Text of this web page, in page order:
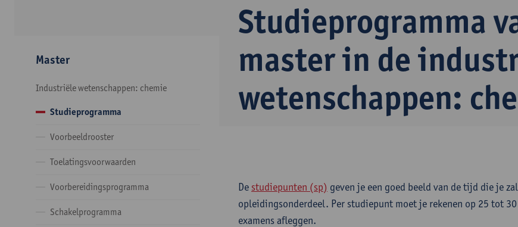
Studieprogramma
master in de
wetenschappen:
Master
Industriële wetenschappen: chemie
Studieprogramma
Voorbeeldrooster
Toelatingsvoorwaarden
Voorbereidingsprogramma
Schakelprogramma
De studiepunten (sp) geven je een goed beeld van de tijd die je
opleidingsonderdeel. Per studiepunt moet je rekenen op 25 tot
examens afleggen.